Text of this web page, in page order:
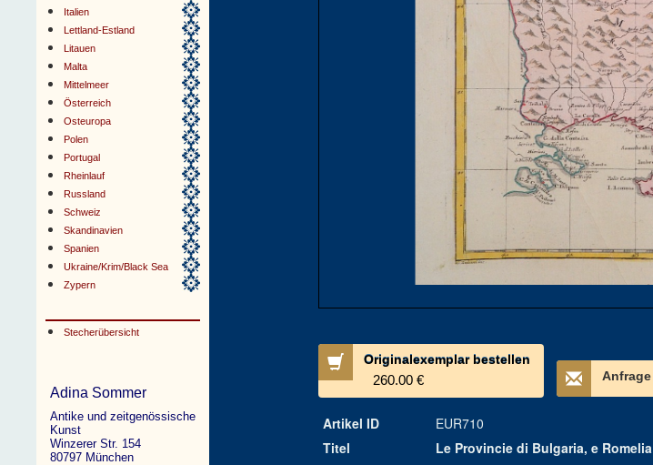
Italien
Lettland-Estland
Litauen
Malta
Mittelmeer
Österreich
Osteuropa
Polen
Portugal
Rheinlauf
Russland
Schweiz
Skandinavien
Spanien
Ukraine/Krim/Black Sea
Zypern
Stecherübersicht
Adina Sommer
Antike und zeitgenössische
Kunst
Winzerer Str. 154
80797 München
Originalexemplar bestellen
260.00 € Anfrage
Artikel ID
EUR710
Titel
Le Provincie di Bulgaria, e Romelia